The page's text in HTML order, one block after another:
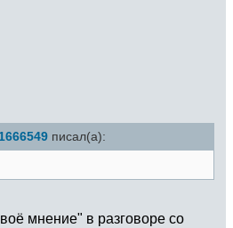
писал(а):
мнение" в разговоре со